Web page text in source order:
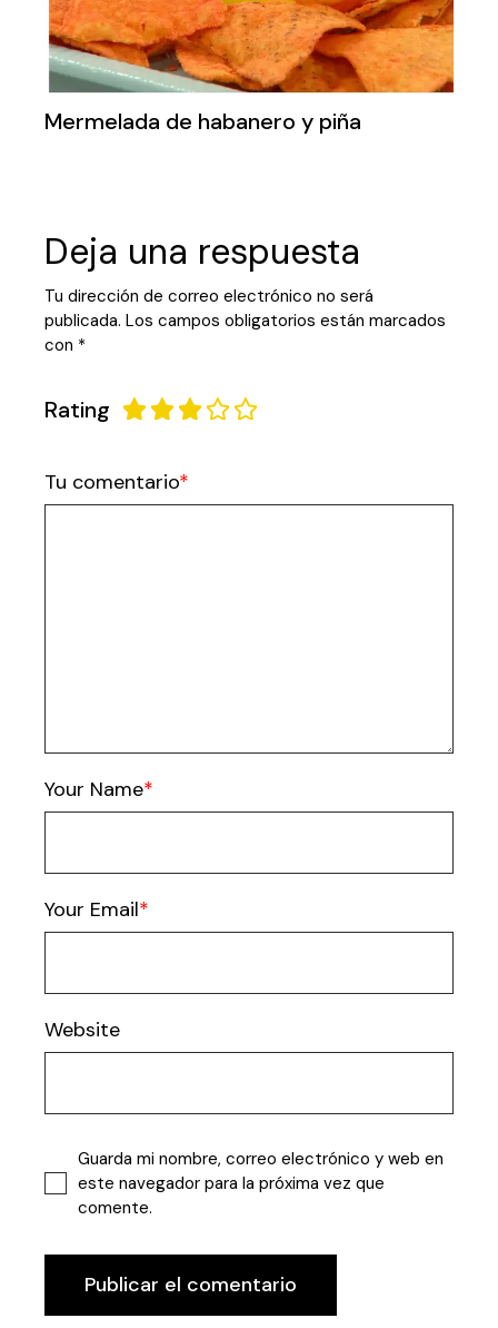
Mermelada de habanero y piña
Deja una respuesta
Tu dirección de correo electrónico no será
publicada. Los campos obligatorios están marcados
con *
Rating
Tu comentario
Your Name
Your Email
Website
Guarda mi nombre, correo electrónico y web en
este navegador para la próxima vez que
comente.
Publicar el comentario